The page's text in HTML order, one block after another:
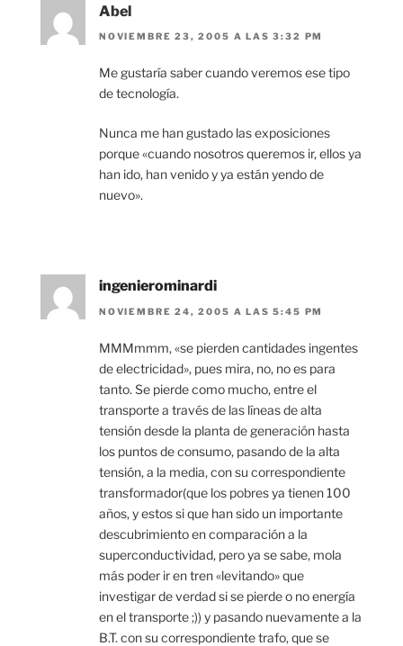
Abel
NOVIEMBRE 23, 2005 A LAS 3:32 PM
Me gustaría saber cuando veremos ese tipo
de tecnología.
Nunca me han gustado las exposiciones
porque «cuando nosotros queremos ir, ellos ya
han ido, han venido y ya están yendo de
nuevo».
ingenierominardi
NOVIEMBRE 24, 2005 A LAS 5:45 PM
MMMmmm, «se pierden cantidades ingentes
de electricidad», pues mira, no, no es para
tanto. Se pierde como mucho, entre el
transporte a través de las líneas de alta
tensión desde la planta de generación hasta
los puntos de consumo, pasando de la alta
tensión, a la media, con su correspondiente
transformador(que los pobres ya tienen 100
años, y estos si que han sido un importante
descubrimiento en comparación a la
superconductividad, pero ya se sabe, mola
más poder ir en tren «levitando» que
investigar de verdad si se pierde o no energía
en el transporte ;)) y pasando nuevamente a la
B.T. con su correspondiente trafo, que se